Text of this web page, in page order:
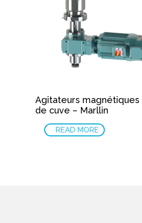
Agitateurs
de cuve – Marllin
READ MORE